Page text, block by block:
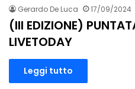
Gerardo De Luca 17/09/2024
(III EDIZIONE)
LIVETODAY
Leggi tutto